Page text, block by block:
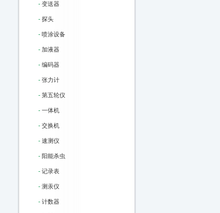
- 变送器
- 探头
- 喷涂设备
- 加液器
- 编码器
- 张力计
- 第五轮仪
- 一体机
- 交换机
- 速测仪
- 阳能杀虫
- 记录表
- 测汞仪
- 计数器